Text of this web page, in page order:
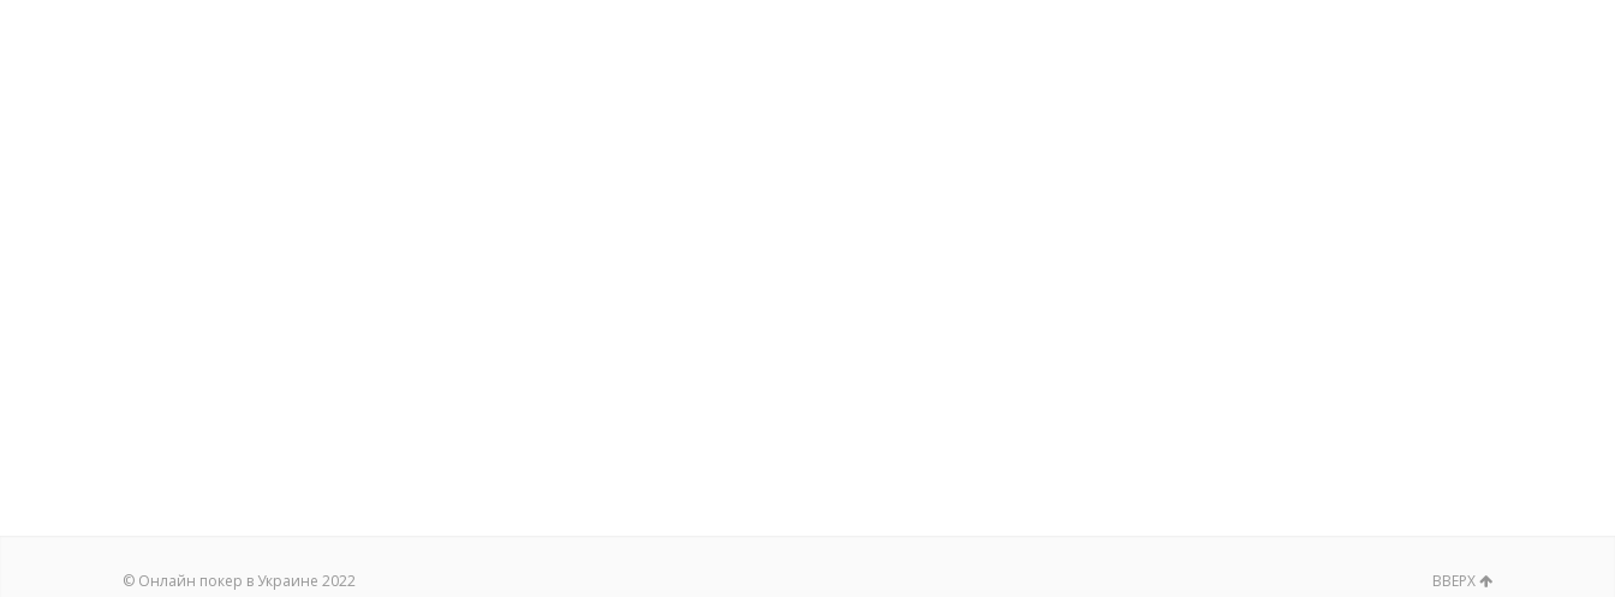
© Онлайн покер в Украине 2022 ВВЕРХ